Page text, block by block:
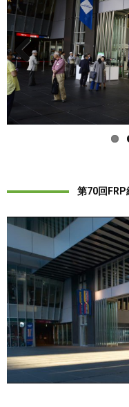
Previous
第70回